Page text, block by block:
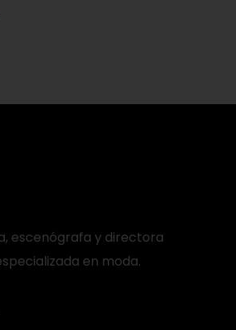
escenógrafa y directora
en moda.